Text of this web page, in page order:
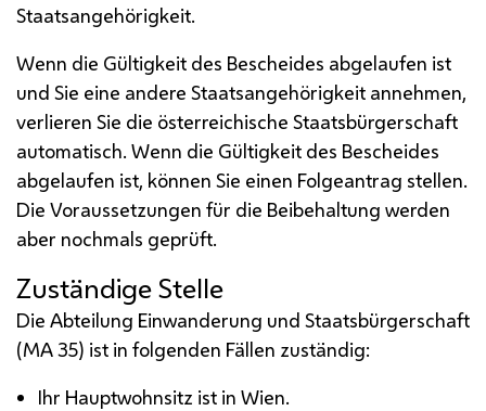
Staatsangehörigkeit.
Wenn die Gültigkeit des Bescheides abgelaufen ist
und Sie eine andere Staatsangehörigkeit annehmen,
verlieren Sie die österreichische Staatsbürgerschaft
automatisch. Wenn die Gültigkeit des Bescheides
abgelaufen ist, können Sie einen Folgeantrag stellen.
Die Voraussetzungen für die Beibehaltung werden
aber nochmals geprüft.
Zuständige Stelle
Die Abteilung Einwanderung und Staatsbürgerschaft
(MA35) ist in folgenden Fällen zuständig:
Ihr Hauptwohnsitz ist in Wien.